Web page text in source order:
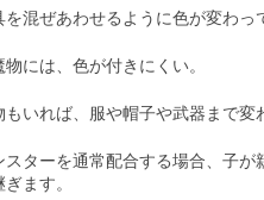
混ぜあわせるように色が変わっ
には、色が付きにくい。
いれば、服や帽子や武器まで変
ターを通常配合する場合、子
ます。